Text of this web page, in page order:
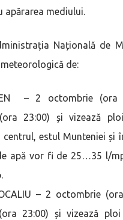
apărarea mediului.
Națională de
de:
– 2 octombrie (ora
23:00) și vizează
estul Munteniei și
apă vor fi de 25…35 l/
– 2 octombrie
23:00) și vizează